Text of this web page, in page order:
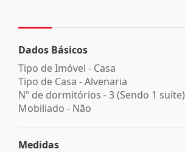
Dados Básicos
Tipo de Imóvel - Casa
Tipo de Casa - Alvenaria
Nº de dormitórios - 3 (Sendo 1 suíte)
Mobiliado - Não
Medidas